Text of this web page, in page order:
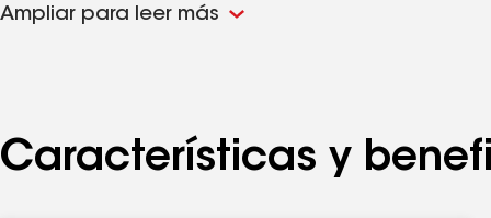
Fijación preliminar de panel con sujetadores Drill-
Especificaciones
Ampliar para leer más
Características y